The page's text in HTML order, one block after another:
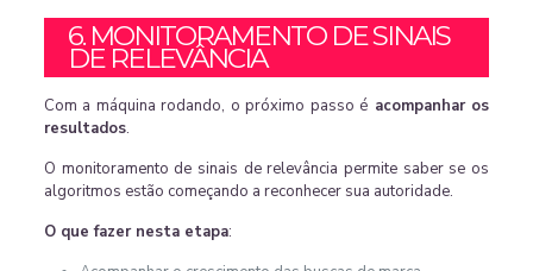
6. MONITORAMENTO DE SINAIS
DE RELEVÂNCIA
Com a máquina rodando, o próximo passo é acompanhar os
resultados.
O monitoramento de sinais de relevância permite saber se os
algoritmos estão começando a reconhecer sua autoridade.
O que fazer nesta etapa: